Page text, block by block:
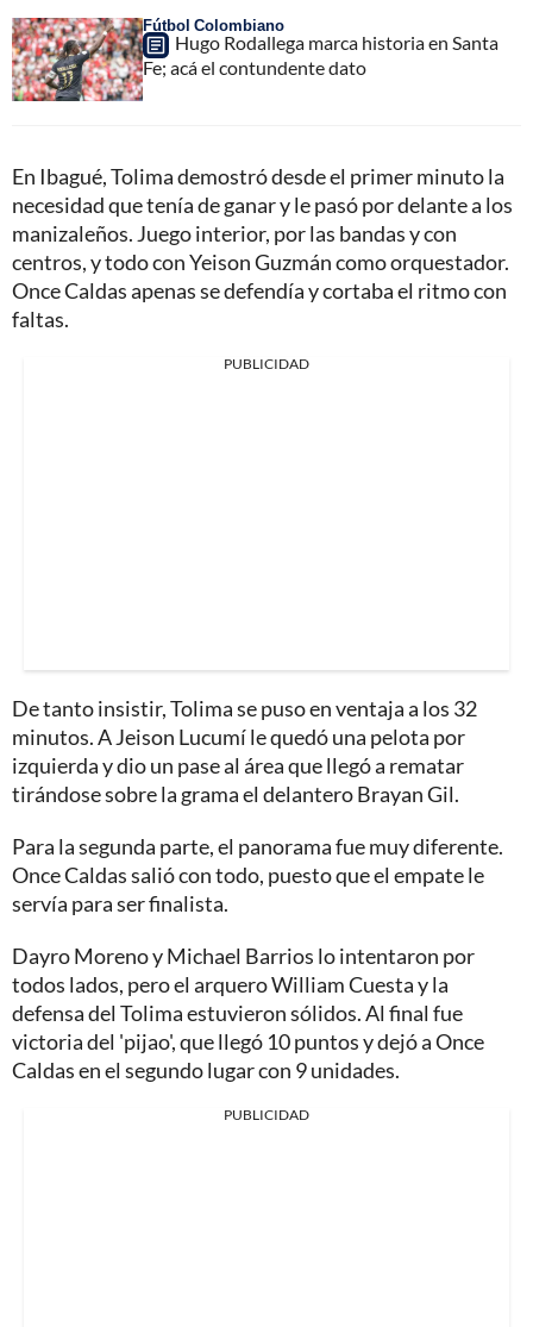
Fútbol Colombiano
Hugo Rodallega marca historia en Santa
Fe; acá el contundente dato
En Ibagué, Tolima demostró desde el primer minuto la
necesidad que tenía de ganar y le pasó por delante a los
manizaleños. Juego interior, por las bandas y con
centros, y todo con Yeison Guzmán como orquestador.
Once Caldas apenas se defendía y cortaba el ritmo con
faltas.
PUBLICIDAD
De tanto insistir, Tolima se puso en ventaja a los 32
minutos. A Jeison Lucumí le quedó una pelota por
izquierda y dio un pase al área que llegó a rematar
tirándose sobre la grama el delantero Brayan Gil.
Para la segunda parte, el panorama fue muy diferente.
Once Caldas salió con todo, puesto que el empate le
servía para ser finalista.
Dayro Moreno y Michael Barrios lo intentaron por
todos lados, pero el arquero William Cuesta y la
defensa del Tolima estuvieron sólidos. Al final fue
victoria del 'pijao', que llegó 10 puntos y dejó a Once
Caldas en el segundo lugar con 9 unidades.
PUBLICIDAD